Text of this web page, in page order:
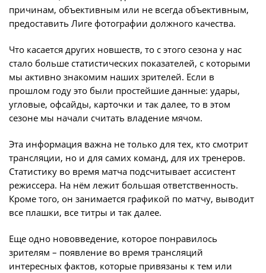
Архив турниров
причинам, объективным или не всегда объективным,
предоставить Лиге фотографии должного качества.
Что касается других новшеств, то с этого сезона у нас
стало больше статистических показателей, с которыми
мы активно знакомим наших зрителей. Если в
прошлом году это были простейшие данные: удары,
угловые, офсайды, карточки и так далее, то в этом
сезоне мы начали считать владение мячом.
Эта информация важна не только для тех, кто смотрит
трансляции, но и для самих команд, для их тренеров.
Статистику во время матча подсчитывает ассистент
режиссера. На нём лежит большая ответственность.
Кроме того, он занимается графикой по матчу, выводит
все плашки, все титры и так далее.
Еще одно нововведение, которое понравилось
зрителям – появление во время трансляций
интересных фактов, которые привязаны к тем или